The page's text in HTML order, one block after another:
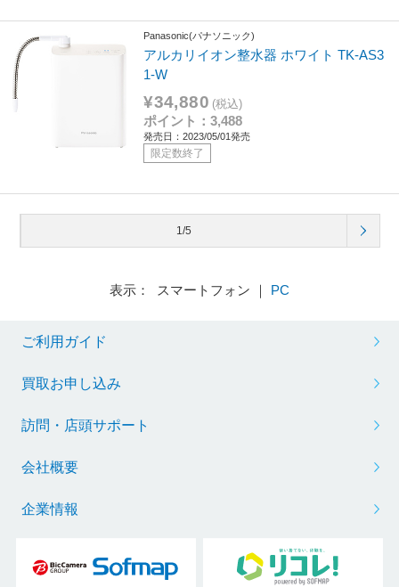
Panasonic(パナソニック)
アルカリイオン整水器 ホワイト TK-AS3
1-W
¥34,880 (税込)
ポイント：3,488
発売日：2023/05/01発売
限定数終了
1/5
表示： スマートフォン ｜ PC
ご利用ガイド
買取お申し込み
訪問・店頭サポート
会社概要
企業情報